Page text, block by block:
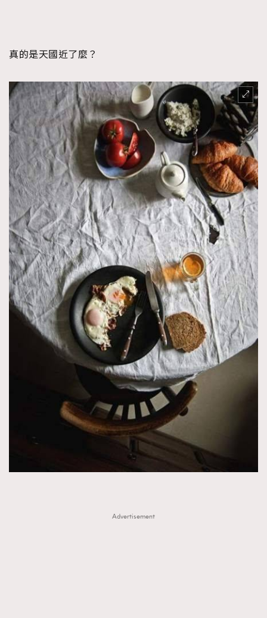
FigaroHub 128
FigaroIcon 68
FigaroInsight 156
FigaroIssue 271
FigaroJewellery 87
FigaroLifestyle 230
FigaroLove 89
FigaroMasterclass 20
FigaroMusic 90
FigaroStyle 89
FigaroSubculture 14
FigaroTalk 48
FigaroWatch 83
Grooming&Fitness 38
HommesFashion 2
HommeStyle 132
NoBagNoLife 349
People 53
TheFrenchWay 145
VAxChowSangSang 4
WatchesWonder&Beyond
大時代小事情
法國五月French May專訪四位香港文藝代表
#FigaroIssue 容祖兒封面專訪｜追逐歌手夢
#FigaroIssue 專訪陳漢娜Hanna與Takuro｜模特
情侶談愛情
真的是天國近了麼？
Advertisement